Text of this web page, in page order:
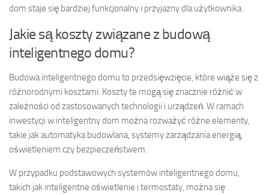
dom staje się bardziej funkcjonalny i przyjazny dla użytkownika.
Jakie są koszty związane z budową
inteligentnego domu?
Budowa inteligentnego domu to przedsięwzięcie, które wiąże się z
różnorodnymi kosztami. Koszty te mogą się znacznie różnić w
zależności od zastosowanych technologii i urządzeń. W ramach
inwestycji w inteligentny dom można rozważyć różne elementy,
takie jak automatyka budowlana, systemy zarządzania energią,
oświetleniem czy bezpieczeństwem.
W przypadku podstawowych systemów inteligentnego domu,
takich jak inteligentne oświetlenie i termostaty, można się